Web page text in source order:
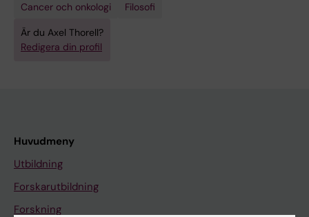
Cancer och onkologi
Filosofi
Är du Axel Thorell?
Redigera din profil
Huvudmeny
Utbildning
Forskarutbildning
Forskning